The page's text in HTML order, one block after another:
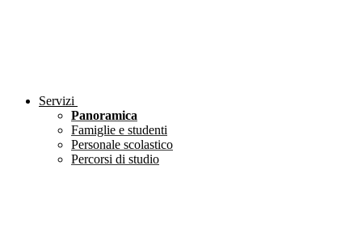
Servizi
Panoramica
Famiglie e studenti
Personale scolastico
Percorsi di studio